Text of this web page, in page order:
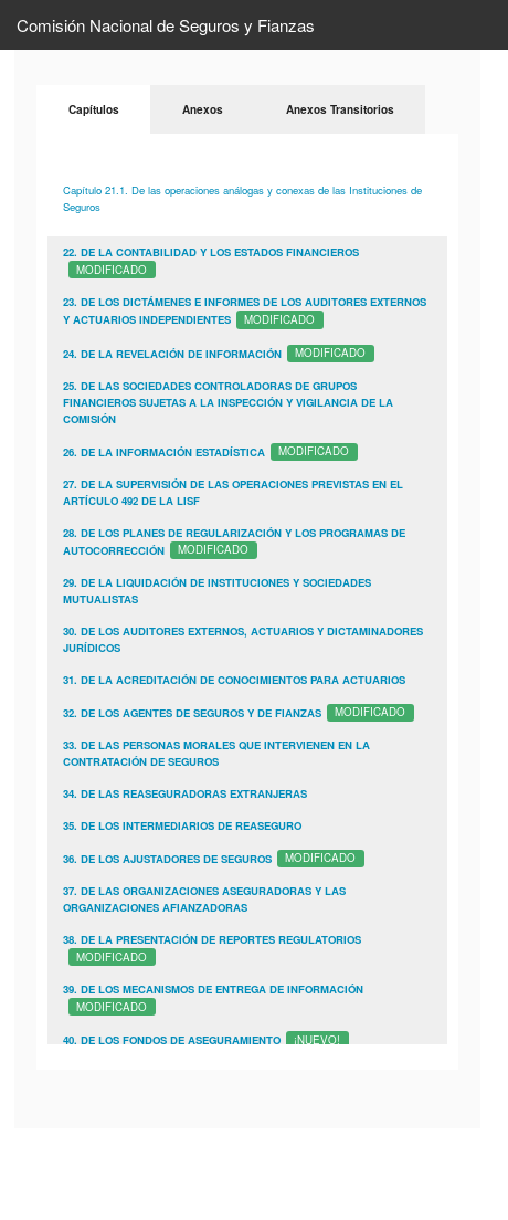
Comisión Nacional de Seguros y Fianzas
Capítulos Anexos Anexos Transitorios
18. DE LA OPERACIÓN DE LOS SEGUROS DE GARANTÍA FINANCIERA
Capítulo 21.1. De las operaciones análogas y conexas de las Instituciones de
Seguros
22. DE LA CONTABILIDAD Y LOS ESTADOS FINANCIEROS
MODIFICADO
23. DE LOS DICTÁMENES E INFORMES DE LOS AUDITORES EXTERNOS
Y ACTUARIOS INDEPENDIENTES
MODIFICADO
24. DE LA REVELACIÓN DE INFORMACIÓN MODIFICADO
25. DE LAS SOCIEDADES CONTROLADORAS DE GRUPOS
FINANCIEROS SUJETAS A LA INSPECCIÓN Y VIGILANCIA DE LA
COMISIÓN
26. DE LA INFORMACIÓN ESTADÍSTICA MODIFICADO
27. DE LA SUPERVISIÓN DE LAS OPERACIONES PREVISTAS EN EL
ARTÍCULO 492 DE LA LISF
28. DE LOS PLANES DE REGULARIZACIÓN Y LOS PROGRAMAS DE
AUTOCORRECCIÓN
MODIFICADO
29. DE LA LIQUIDACIÓN DE INSTITUCIONES Y SOCIEDADES
MUTUALISTAS
30. DE LOS AUDITORES EXTERNOS, ACTUARIOS Y DICTAMINADORES
JURÍDICOS
31. DE LA ACREDITACIÓN DE CONOCIMIENTOS PARA ACTUARIOS
32. DE LOS AGENTES DE SEGUROS Y DE FIANZAS MODIFICADO
33. DE LAS PERSONAS MORALES QUE INTERVIENEN EN LA
CONTRATACIÓN DE SEGUROS
34. DE LAS REASEGURADORAS EXTRANJERAS
35. DE LOS INTERMEDIARIOS DE REASEGURO
36. DE LOS AJUSTADORES DE SEGUROS MODIFICADO
37. DE LAS ORGANIZACIONES ASEGURADORAS Y LAS
ORGANIZACIONES AFIANZADORAS
38. DE LA PRESENTACIÓN DE REPORTES REGULATORIOS
MODIFICADO
39. DE LOS MECANISMOS DE ENTREGA DE INFORMACIÓN
MODIFICADO
40. DE LOS FONDOS DE ASEGURAMIENTO ¡NUEVO!